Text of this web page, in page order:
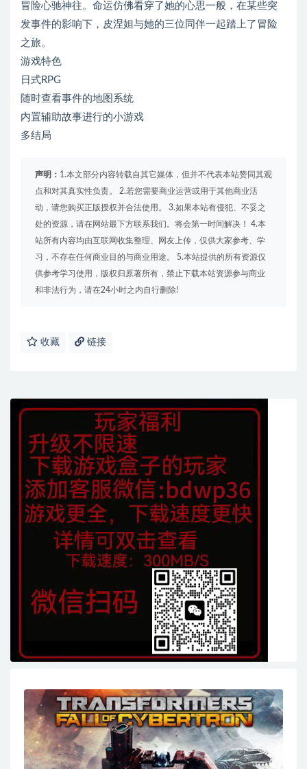
冒险心驰神往。命运仿佛看穿了她的心思一般，在某些突
发事件的影响下，皮涅妲与她的三位同伴一起踏上了冒险
之旅。
游戏特色
日式RPG
随时查看事件的地图系统
内置辅助故事进行的小游戏
多结局
声明： 1.本文部分内容转载自其它媒体，但并不代表本站赞同其观
点和对其真实性负责。 2.若您需要商业运营或用于其他商业活
动，请您购买正版授权并合法使用。 3.如果本站有侵犯、不妥之
处的资源，请在网站最下方联系我们。将会第一时间解决！ 4.本
站所有内容均由互联网收集整理、网友上传，仅供大家参考、学
习，不存在任何商业目的与商业用途。 5.本站提供的所有资源仅
供参考学习使用，版权归原著所有，禁止下载本站资源参与商业
和非法行为，请在24小时之内自行删除!
收藏 链接